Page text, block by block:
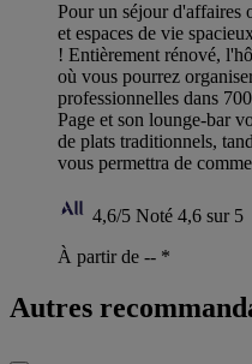
Pour un séjour d'affaires
et espaces de vie
! Entièrement rénové,
où vous pourrez
professionnelles dans
Page et son lounge-bar
de plats traditionnels,
vous permettra de
4,6/5 Noté 4,6 sur 5
À partir de -- *
Autres